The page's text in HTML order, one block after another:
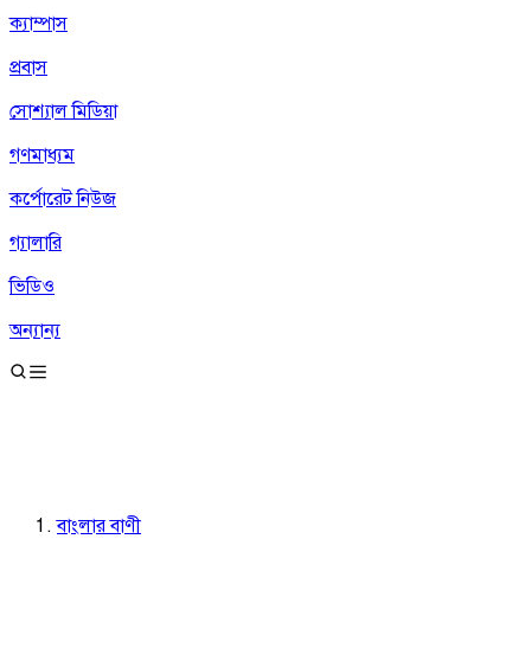
ক্যাম্পাস
প্রবাস
সোশ্যাল মিডিয়া
গণমাধ্যম
কর্পোরেট নিউজ
গ্যালারি
ভিডিও
অন্যান্য
বাংলার বাণী